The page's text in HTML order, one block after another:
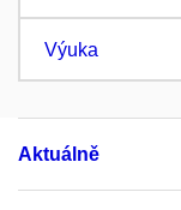
Výuka
Aktuálně